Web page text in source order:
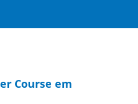
Course em